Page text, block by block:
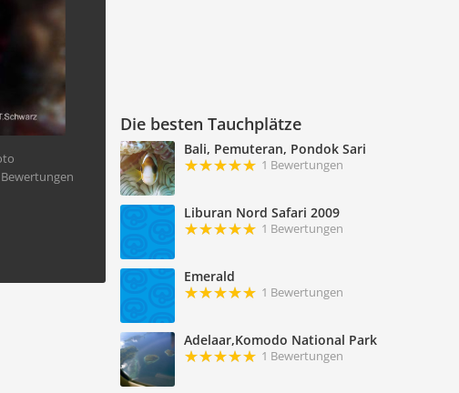
Die besten Tauchplätze
Bali, Pemuteran, Pondok Sari
1 Bewertungen
Liburan Nord Safari 2009
1 Bewertungen
Emerald
1 Bewertungen
Adelaar,Komodo National Park
1 Bewertungen
Bewertungen